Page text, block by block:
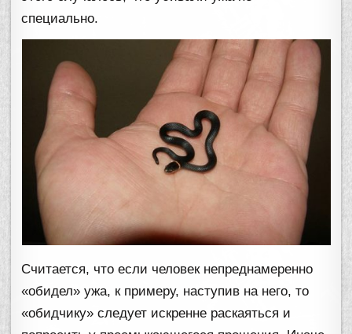
специально.
Считается, что если человек непреднамеренно
«обидел» ужа, к примеру, наступив на него, то
«обидчику» следует искренне раскаяться и